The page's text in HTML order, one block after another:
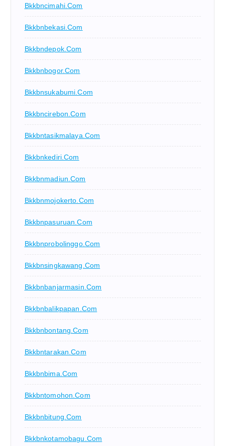
Bkkbncimahi.com
Bkkbnbekasi.com
Bkkbndepok.com
Bkkbnbogor.com
Bkkbnsukabumi.com
Bkkbncirebon.com
Bkkbntasikmalaya.com
Bkkbnkediri.com
Bkkbnmadiun.com
Bkkbnmojokerto.com
Bkkbnpasuruan.com
Bkkbnprobolinggo.com
Bkkbnsingkawang.com
Bkkbnbanjarmasin.com
Bkkbnbalikpapan.com
Bkkbnbontang.com
Bkkbntarakan.com
Bkkbnbima.com
Bkkbntomohon.com
Bkkbnbitung.com
Bkkbnkotamobagu.com